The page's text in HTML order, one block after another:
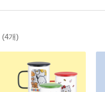
(4개)